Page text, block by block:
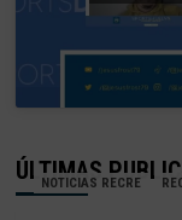
ÚLTIMAS
NOTICIAS RECRE